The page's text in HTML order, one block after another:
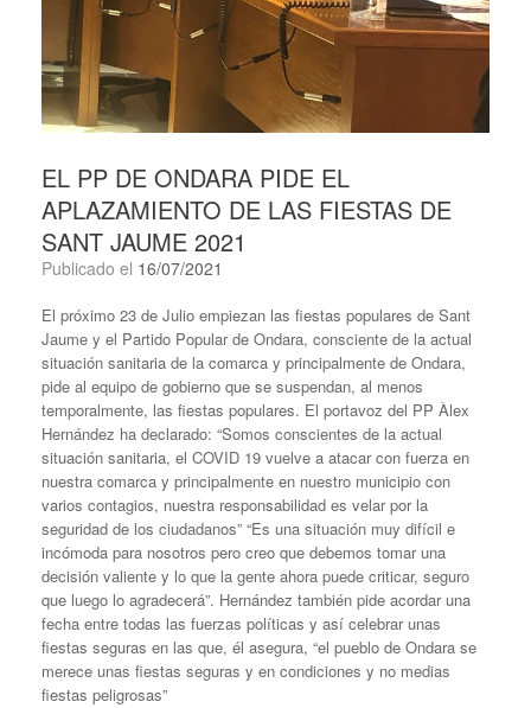
EL PP DE ONDARA PIDE EL
APLAZAMIENTO DE LAS FIESTAS DE
SANT JAUME 2021
Publicado el 16/07/2021
El próximo 23 de Julio empiezan las fiestas populares de Sant
Jaume y el Partido Popular de Ondara, consciente de la actual
situación sanitaria de la comarca y principalmente de Ondara,
pide al equipo de gobierno que se suspendan, al menos
temporalmente, las fiestas populares. El portavoz del PP Àlex
Hernández ha declarado: “Somos conscientes de la actual
situación sanitaria, el COVID 19 vuelve a atacar con fuerza en
nuestra comarca y principalmente en nuestro municipio con
varios contagios, nuestra responsabilidad es velar por la
seguridad de los ciudadanos” “Es una situación muy difícil e
incómoda para nosotros pero creo que debemos tomar una
decisión valiente y lo que la gente ahora puede criticar, seguro
que luego lo agradecerá”. Hernández también pide acordar una
fecha entre todas las fuerzas políticas y así celebrar unas
fiestas seguras en las que, él asegura, “el pueblo de Ondara se
merece unas fiestas seguras y en condiciones y no medias
fiestas peligrosas”